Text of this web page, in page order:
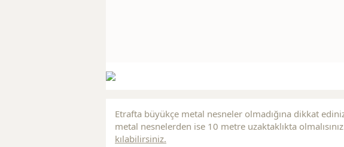
Etrafta büyükçe metal nesneler olmadığına dikkat
metal nesnelerden ise 10 metre uzaktaklıkta
kılabilirsiniz.